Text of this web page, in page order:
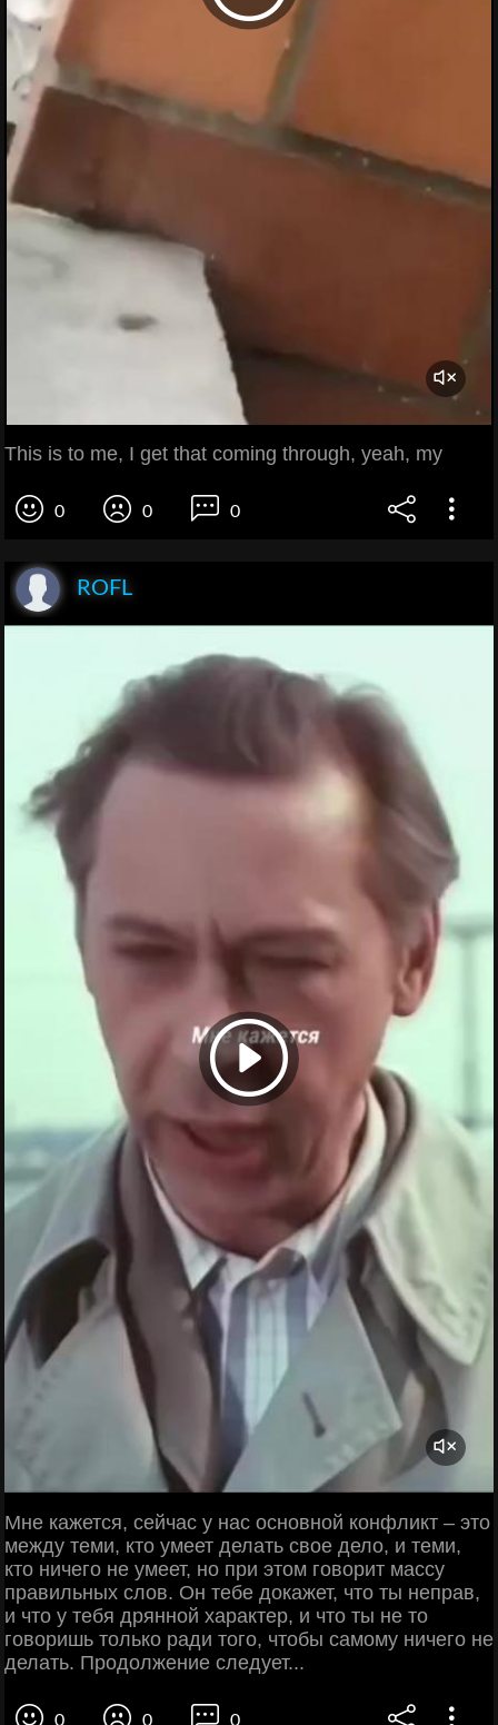
This is to me, I get that coming through, yeah, my
0 0 0
ROFL
Мне кажется, сейчас у нас основной конфликт – это
между теми, кто умеет делать свое дело, и теми,
кто ничего не умеет, но при этом говорит массу
правильных слов. Он тебе докажет, что ты неправ,
и что у тебя дрянной характер, и что ты не то
говоришь только ради того, чтобы самому ничего не
делать. Продолжение следует...
0 0 0